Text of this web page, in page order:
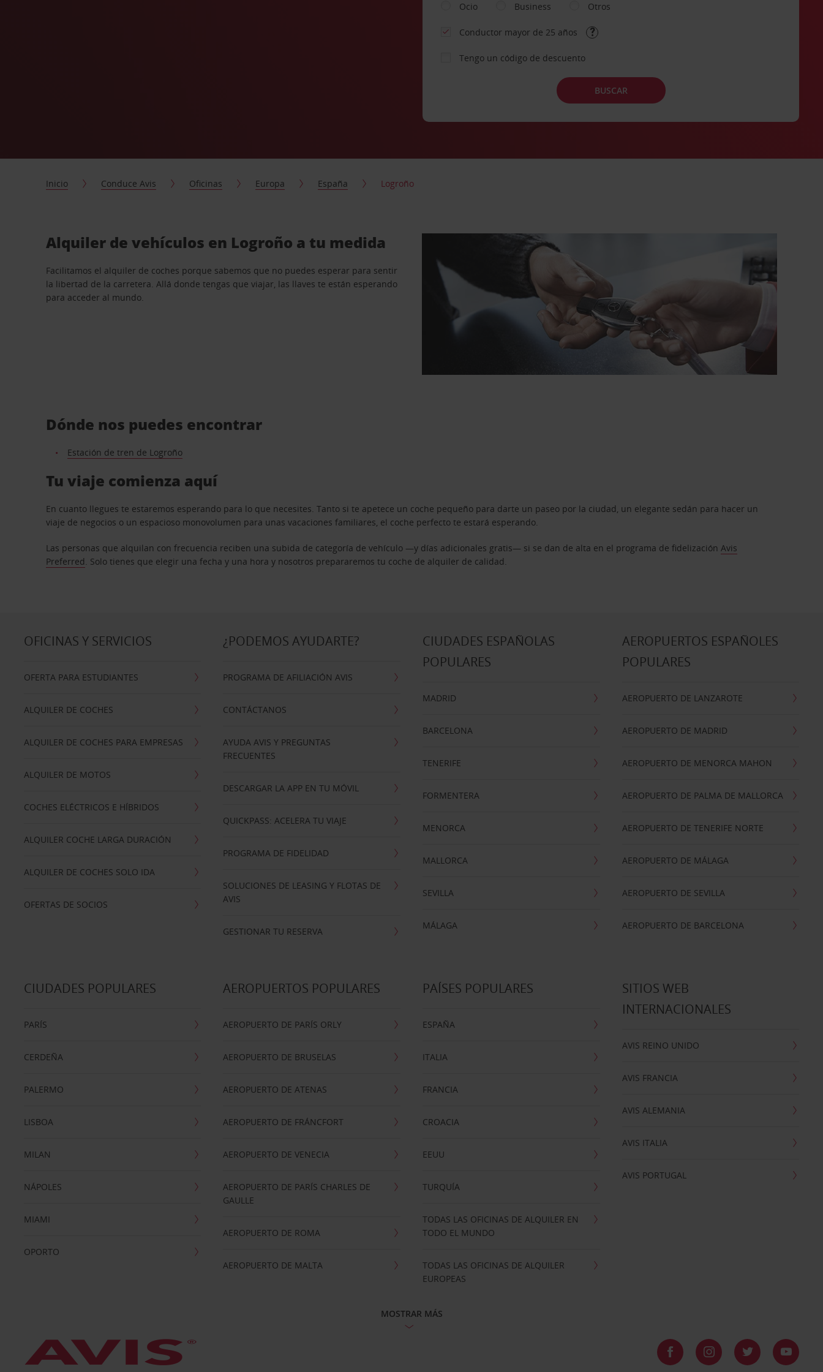
Ocio
Business Otros
Conductor mayor de 25 años
Tengo un código de descuento
BUSCAR
Inicio Conduce Avis Oficinas Europa España Logroño
Alquiler de vehículos en Logroño a tu medida
Facilitamos el alquiler de coches porque sabemos que no puedes esperar para sentir
la libertad de la carretera. Allá donde tengas que viajar, las llaves te están esperando
para acceder al mundo.
Dónde nos puedes encontrar
Estación de tren de Logroño
Tu viaje comienza aquí
En cuanto llegues te estaremos esperando para lo que necesites. Tanto si te apetece un coche pequeño para darte un paseo por la ciudad, un elegante sedán para hacer un
viaje de negocios o un espacioso monovolumen para unas vacaciones familiares, el coche perfecto te estará esperando.
Las personas que alquilan con frecuencia reciben una subida de categoría de vehículo —y días adicionales gratis— si se dan de alta en el programa de fidelizaciónAvis
Preferred. Solo tienes que elegir una fecha y una hora y nosotros prepararemos tu coche de alquiler de calidad.
OFICINAS Y SERVICIOS
OFERTA PARA ESTUDIANTES
ALQUILER DE COCHES
ALQUILER DE COCHES PARA EMPRESAS
ALQUILER DE MOTOS
COCHES ELÉCTRICOS E HÍBRIDOS
ALQUILER COCHE LARGA DURACIÓN
ALQUILER DE COCHES SOLO IDA
OFERTAS DE SOCIOS
¿PODEMOS AYUDARTE?
PROGRAMA DE AFILIACIÓN AVIS
CONTÁCTANOS
AYUDA AVIS Y PREGUNTAS
FRECUENTES
DESCARGAR LA APP EN TU MÓVIL
QUICKPASS: ACELERA TU VIAJE
PROGRAMA DE FIDELIDAD
SOLUCIONES DE LEASING Y FLOTAS DE
AVIS
GESTIONAR TU RESERVA
CIUDADES ESPAÑOLAS
POPULARES
MADRID
BARCELONA
TENERIFE
FORMENTERA
MENORCA
MALLORCA
SEVILLA
MÁLAGA
AEROPUERTOS ESPAÑOLES
POPULARES
AEROPUERTO DE LANZAROTE
AEROPUERTO DE MADRID
AEROPUERTO DE MENORCA MAHON
AEROPUERTO DE PALMA DE MALLORCA
AEROPUERTO DE TENERIFE NORTE
AEROPUERTO DE MÁLAGA
AEROPUERTO DE SEVILLA
AEROPUERTO DE BARCELONA
CIUDADES POPULARES
PARÍS
CERDEÑA
PALERMO
LISBOA
MILAN
NÁPOLES
MIAMI
OPORTO
AEROPUERTOS POPULARES
AEROPUERTO DE PARÍS ORLY
AEROPUERTO DE BRUSELAS
AEROPUERTO DE ATENAS
AEROPUERTO DE FRÁNCFORT
AEROPUERTO DE VENECIA
AEROPUERTO DE PARÍS CHARLES DE
GAULLE
AEROPUERTO DE ROMA
AEROPUERTO DE MALTA
PAÍSES POPULARES
ESPAÑA
ITALIA
FRANCIA
CROACIA
EEUU
TURQUÍA
TODAS LAS OFICINAS DE ALQUILER EN
TODO EL MUNDO
TODAS LAS OFICINAS DE ALQUILER
EUROPEAS
SITIOS WEB
INTERNACIONALES
AVIS REINO UNIDO
AVIS FRANCIA
AVIS ALEMANIA
AVIS ITALIA
AVIS PORTUGAL
MOSTRAR MÁS